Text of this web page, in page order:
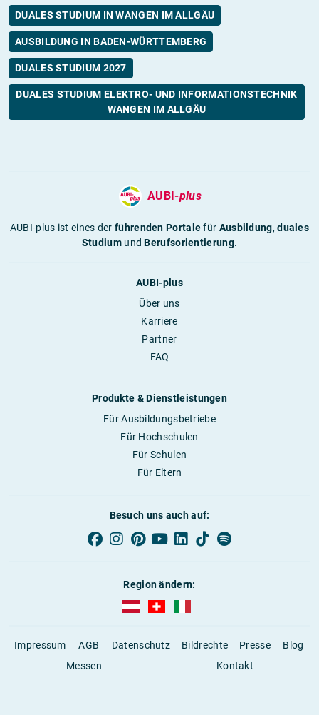
DUALES STUDIUM IN WANGEN IM ALLGÄU
AUSBILDUNG IN BADEN-WÜRTTEMBERG
DUALES STUDIUM 2027
DUALES STUDIUM ELEKTRO- UND INFORMATIONSTECHNIK
WANGEN IM ALLGÄU
AUBI-plus
AUBI-plus ist eines derführenden Portalefür Ausbildung,duales
StudiumundBerufsorientierung.
AUBI-plus
Über uns
Karriere
Partner
FAQ
Produkte & Dienstleistungen
Für Ausbildungsbetriebe
Für Hochschulen
Für Schulen
Für Eltern
Besuch uns auch auf:
Region ändern:
AUBI-plus Österreich (deutsch)
Impressum AGB Datenschutz Bildrechte Presse
Blog
Messen
Kontakt